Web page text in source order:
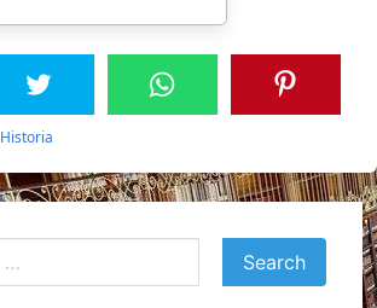
Historia